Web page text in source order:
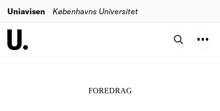
Uniavisen Københavns Universitet
FOREDRAG